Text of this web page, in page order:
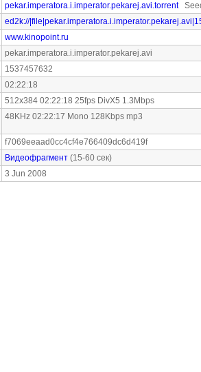
pekar.imperatora.i.imperator.pekarej.avi.torrent
ed2k://
www.kinopoint.ru
pekar.imperatora.i.imperator.pekarej.avi
1537457632
02:22:18
512x384 02:22:18 25fps DivX5 1.3Mbps
48KHz 02:22:17 Mono 128Kbps mp3
f7069eeaad0cc4cf4e766409dc6d419f
Видеофрагмент (15-60 сек)
3 Jun 2008